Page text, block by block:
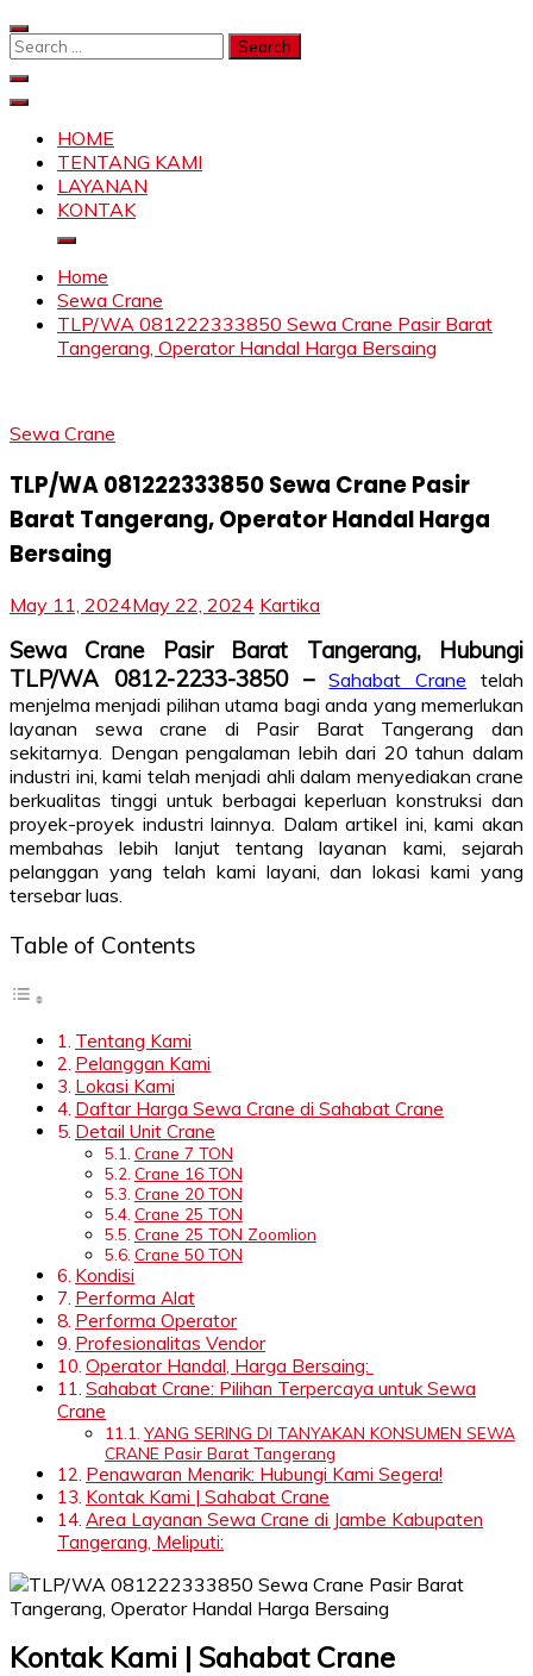
Skip
to
Search
SKYLIFTHOME
TENTANG KAMI
LAYANAN
KONTAK
Home
Sewa Crane
TLP/WA 081222333850 Sewa Crane Pasir Barat
Tangerang, Operator Handal Harga Bersaing
Sewa Crane
TLP/WA 081222333850 Sewa Crane Pasir
Barat Tangerang, Operator Handal Harga
Bersaing
May 11, 2024May 22, 2024 Kartika
Sewa Crane Pasir Barat Tangerang, Hubungi
TLP/WA 0812-2233-3850 –Sahabat Crane telah
menjelma menjadi pilihan utama bagi anda yang memerlukan
layanan sewa crane di Pasir Barat Tangerang dan
sekitarnya. Dengan pengalaman lebih dari 20 tahun dalam
industri ini, kami telah menjadi ahli dalam menyediakan crane
berkualitas tinggi untuk berbagai keperluan konstruksi dan
proyek-proyek industri lainnya. Dalam artikel ini, kami akan
membahas lebih lanjut tentang layanan kami, sejarah
pelanggan yang telah kami layani, dan lokasi kami yang
tersebar luas.
Table of Contents
Tentang Kami
Pelanggan Kami
Lokasi Kami
Daftar Harga Sewa Crane di Sahabat Crane
Detail Unit Crane
Crane 7 TON
Crane 16 TON
Crane 20 TON
Crane 25 TON
Crane 25 TON Zoomlion
Crane 50 TON
Kondisi
Performa Alat
Performa Operator
Profesionalitas Vendor
Operator Handal, Harga Bersaing:
Sahabat Crane: Pilihan Terpercaya untuk Sewa
Crane
YANG SERING DI TANYAKAN KONSUMEN SEWA
CRANE Pasir Barat Tangerang
Penawaran Menarik: Hubungi Kami Segera!
Kontak Kami | Sahabat Crane
Area Layanan Sewa Crane di Jambe Kabupaten
Tangerang, Meliputi:
Kontak Kami | Sahabat Crane